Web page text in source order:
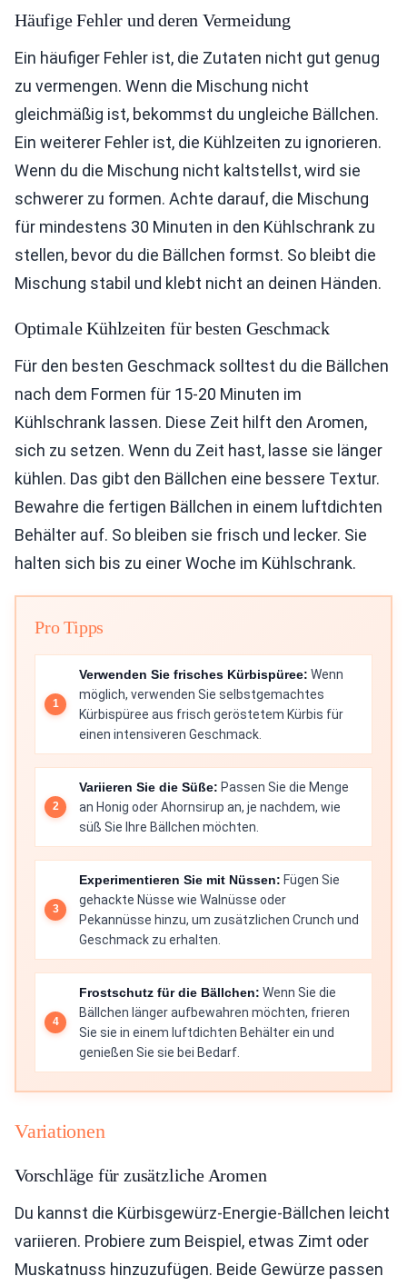
Häufige Fehler und deren Vermeidung
Ein häufiger Fehler ist, die Zutaten nicht gut genug
zu vermengen. Wenn die Mischung nicht
gleichmäßig ist, bekommst du ungleiche Bällchen.
Ein weiterer Fehler ist, die Kühlzeiten zu ignorieren.
Wenn du die Mischung nicht kaltstellst, wird sie
schwerer zu formen. Achte darauf, die Mischung
für mindestens 30 Minuten in den Kühlschrank zu
stellen, bevor du die Bällchen formst. So bleibt die
Mischung stabil und klebt nicht an deinen Händen.
Optimale Kühlzeiten für besten Geschmack
Für den besten Geschmack solltest du die Bällchen
nach dem Formen für 15-20 Minuten im
Kühlschrank lassen. Diese Zeit hilft den Aromen,
sich zu setzen. Wenn du Zeit hast, lasse sie länger
kühlen. Das gibt den Bällchen eine bessere Textur.
Bewahre die fertigen Bällchen in einem luftdichten
Behälter auf. So bleiben sie frisch und lecker. Sie
halten sich bis zu einer Woche im Kühlschrank.
Pro Tipps
Verwenden Sie frisches Kürbispüree: Wenn
möglich, verwenden Sie selbstgemachtes
Kürbispüree aus frisch geröstetem Kürbis für
einen intensiveren Geschmack.
Variieren Sie die Süße: Passen Sie die Menge
an Honig oder Ahornsirup an, je nachdem, wie
süß Sie Ihre Bällchen möchten.
Experimentieren Sie mit Nüssen: Fügen Sie
gehackte Nüsse wie Walnüsse oder
Pekannüsse hinzu, um zusätzlichen Crunch und
Geschmack zu erhalten.
Frostschutz für die Bällchen: Wenn Sie die
Bällchen länger aufbewahren möchten, frieren
Sie sie in einem luftdichten Behälter ein und
genießen Sie sie bei Bedarf.
Variationen
Vorschläge für zusätzliche Aromen
Du kannst die Kürbisgewürz-Energie-Bällchen leicht
variieren. Probiere zum Beispiel, etwas Zimt oder
Muskatnuss hinzuzufügen. Beide Gewürze passen